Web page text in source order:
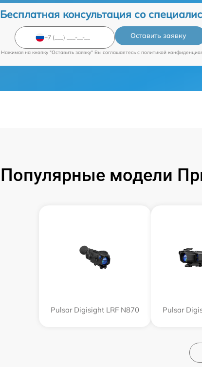
Бесплатная консультация со
Оставить заявку
Нажимая на кнопку "Оставить заявку" Вы соглашаетесь c политикой
Популярные модели
Pulsar Digisight LRF N870 Pulsar